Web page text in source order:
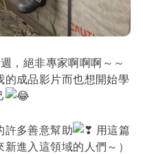
，絕非專家啊啊啊～～
成品影片而也想開始學
許多善意幫助
用這篇
進入這領域的人們～）